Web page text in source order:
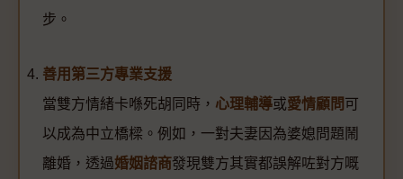
步。
善用第三方專業支援
當雙方情緒卡喺死胡同時， 心理輔導或愛情顧問可
以成為中立橋樑。例如，一對夫妻因為婆媳問題鬧
離婚，透過婚姻諮商發現雙方其實都誤解咗對方嘅